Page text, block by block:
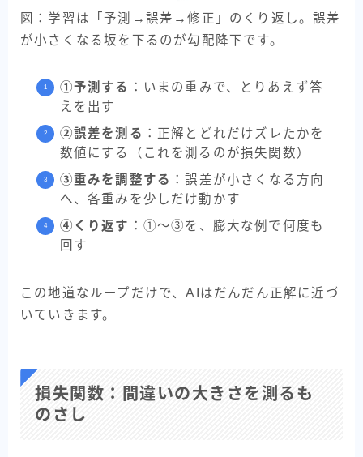
図：学習は「予測→誤差→修正」のくり返し。誤差
が小さくなる坂を下るのが勾配降下です。
①予測する ：いまの重みで、とりあえず答
えを出す
②誤差を測る ：正解とどれだけズレたかを
数値にする（これを測るのが損失関数）
③重みを調整する ：誤差が小さくなる方向
へ、各重みを少しだけ動かす
④くり返す ：①〜③を、膨大な例で何度も
回す
この地道なループだけで、AIはだんだん正解に近づ
いていきます。
損失関数：間違いの大きさを測るも
のさし